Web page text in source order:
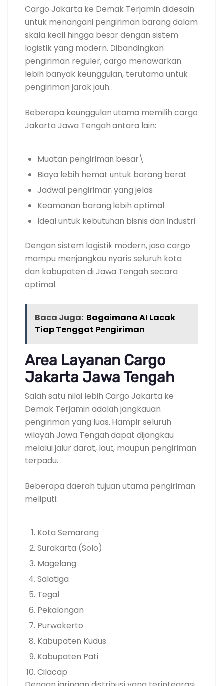
Cargo Jakarta ke Demak Terjamin didesain
untuk menangani pengiriman barang dalam
skala kecil hingga besar dengan sistem
logistik yang modern. Dibandingkan
pengiriman reguler, cargo menawarkan
lebih banyak keunggulan, terutama untuk
pengiriman jarak jauh.
Beberapa keunggulan utama memilih cargo
Jakarta Jawa Tengah antara lain:
Muatan pengiriman besar\
Biaya lebih hemat untuk barang berat
Jadwal pengiriman yang jelas
Keamanan barang lebih optimal
Ideal untuk kebutuhan bisnis dan industri
Dengan sistem logistik modern, jasa cargo
mampu menjangkau nyaris seluruh kota
dan kabupaten di Jawa Tengah secara
optimal.
Baca Juga: Bagaimana AI Lacak
Tiap Tenggat Pengiriman
Area Layanan Cargo
Jakarta Jawa Tengah
Salah satu nilai lebih Cargo Jakarta ke
Demak Terjamin adalah jangkauan
pengiriman yang luas. Hampir seluruh
wilayah Jawa Tengah dapat dijangkau
melalui jalur darat, laut, maupun pengiriman
terpadu.
Beberapa daerah tujuan utama pengiriman
meliputi:
Kota Semarang
Surakarta (Solo)
Magelang
Salatiga
Tegal
Pekalongan
Purwokerto
Kabupaten Kudus
Kabupaten Pati
Cilacap